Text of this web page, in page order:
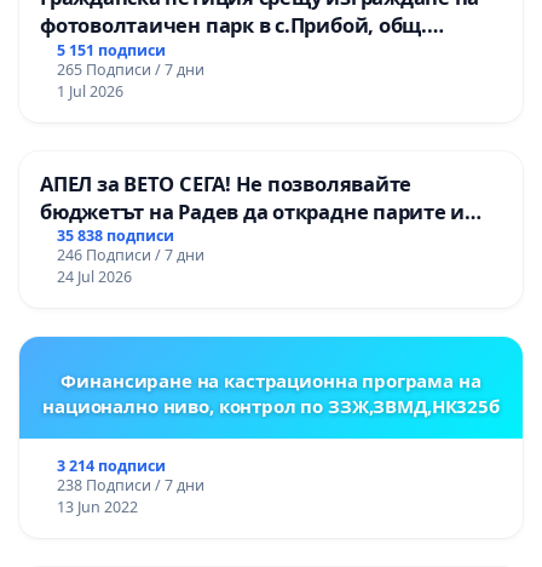
фотоволтаичен парк в с.Прибой, общ.
Радомир
5 151 подписи
265 Подписи / 7 дни
1 Jul 2026
АПЕЛ за ВЕТО СЕГА! Не позволявайте
бюджетът на Радев да открадне парите и
правата ни в тъмното
35 838 подписи
246 Подписи / 7 дни
24 Jul 2026
Финансиране на кастрационна програма на
национално ниво, контрол по ЗЗЖ,ЗВМД,НК325б
3 214 подписи
238 Подписи / 7 дни
13 Jun 2022